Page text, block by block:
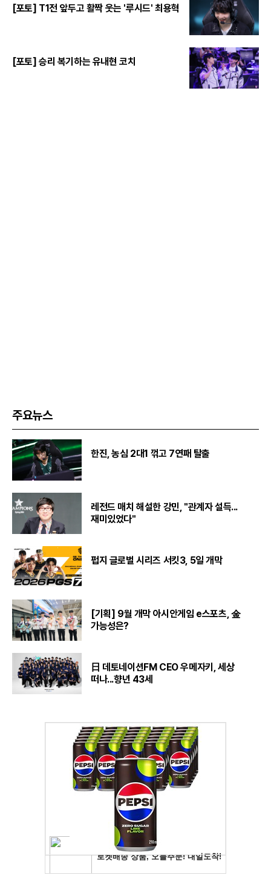
[포토] T1전 앞두고 활짝 웃는 '루시드' 최용혁
[포토] 승리 복기하는 유내현 코치
주요뉴스
한진, 농심 2대1 꺾고 7연패 탈출
레전드 매치 해설한 강민, "관계자 설득...
재미있었다"
펍지 글로벌 시리즈 서킷3, 5일 개막
[기획] 9월 개막 아시안게임 e스포츠, 金
가능성은?
日 데토네이션FM CEO 우메자키, 세상
떠나...향년 43세